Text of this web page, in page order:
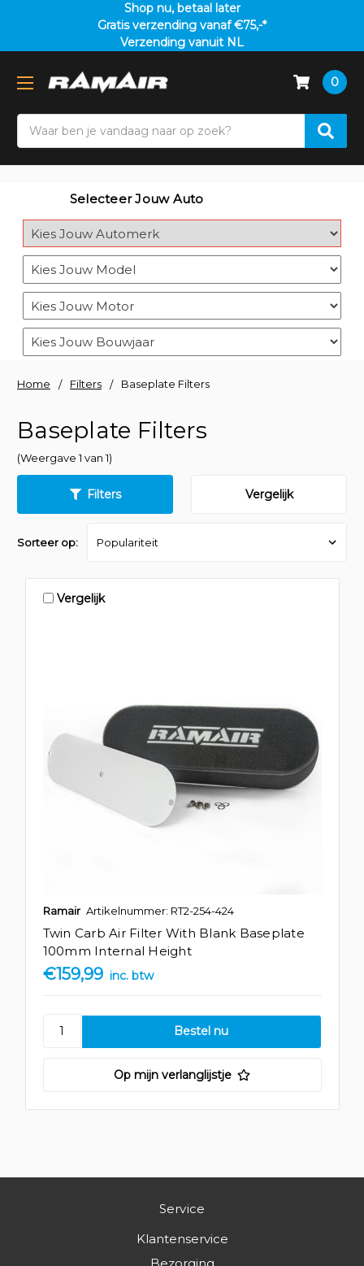
Shop nu, betaal later
Gratis verzending vanaf €75,-*
Verzending vanuit NL
0
Selecteer Jouw Auto
Home Filters Baseplate Filters
Baseplate Filters
(Weergave 1 van 1)
Filters Vergelijk
Sorteer op:
Vergelijk
Ramair Artikelnummer: RT2-254-424
Twin Carb Air Filter With Blank Baseplate
100mm Internal Height
€159,99 inc. btw
Op mijn verlanglijstje
Service
Klantenservice